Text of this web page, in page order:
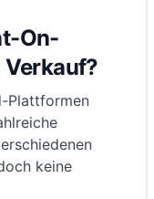
On-
Plattformen
keine